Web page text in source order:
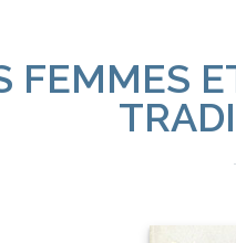
FEMMES